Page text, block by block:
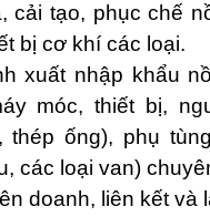
cải tạo, phục chế
bị cơ khí các loại.
xuất nhập khẩu
móc, thiết bị,
thép ống), phụ
các loại van)
doanh, liên kết và